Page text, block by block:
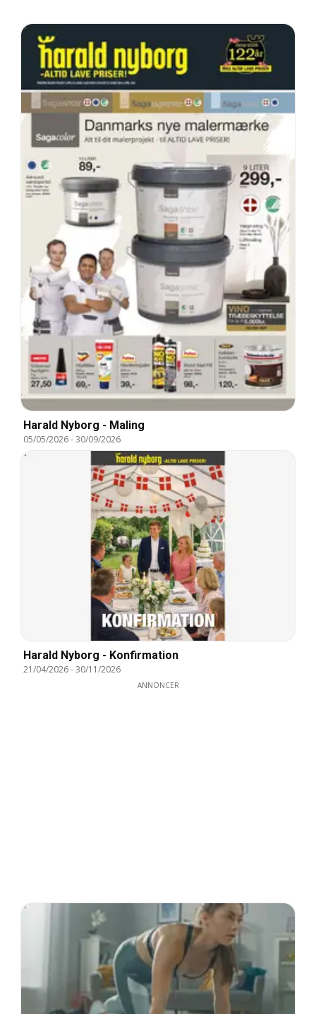
Harald Nyborg - Maling
05/05/2026-30/09/2026
Harald Nyborg - Konfirmation
21/04/2026-30/11/2026
ANNONCER